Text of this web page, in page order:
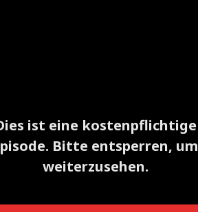
ist eine kostenpflichtige
Bitte entsperren, um
weiterzusehen.